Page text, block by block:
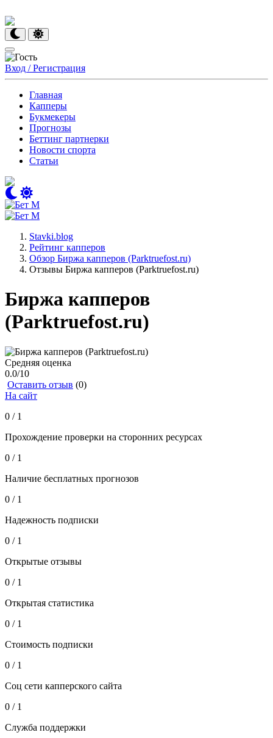
Вход / Регистрация
Главная
Капперы
Букмекеры
Прогнозы
Беттинг партнерки
Новости спорта
Статьи
Stavki.blog
Рейтинг капперов
Обзор Биржа капперов (Parktruefost.ru)
Отзывы Биржа капперов (Parktruefost.ru)
Биржа капперов
(Parktruefost.ru)
Средняя оценка
0.0/10
Оставить отзыв (0)
На сайт
0 / 1
Прохождение проверки на сторонних ресурсах
0 / 1
Наличие бесплатных прогнозов
0 / 1
Надежность подписки
0 / 1
Открытые отзывы
0 / 1
Открытая статистика
0 / 1
Стоимость подписки
0 / 1
Соц сети капперского сайта
0 / 1
Служба поддержки